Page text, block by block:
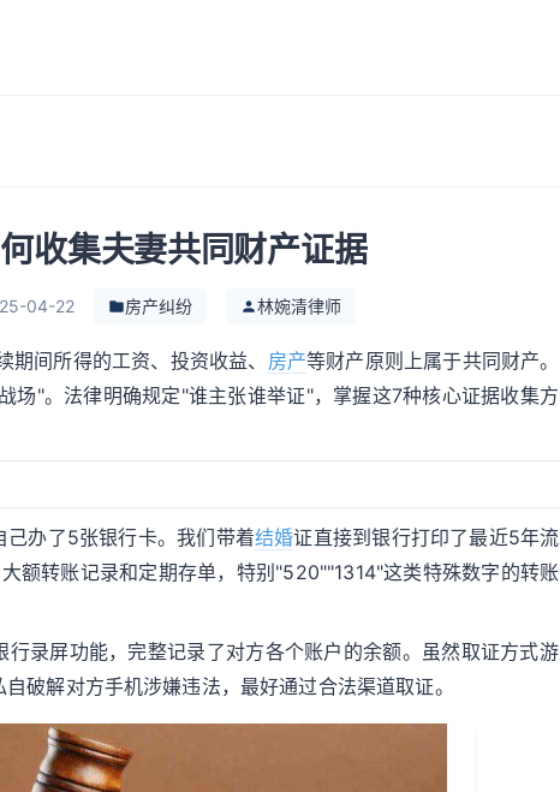
收集夫妻共同财产证据
04-22 房产纠纷 林婉清律师
期间所得的工资、投资收益、 房产等财产原则上属于共同财产
场"。法律明确规定"谁主张谁举证"，掌握这7种核心证据收集
办了5张银行卡。我们带着结婚证直接到银行打印了最近5年
额转账记录和定期存单，特别"520""1314"这类特殊数字的转
录屏功能，完整记录了对方各个账户的余额。虽然取证方式
破解对方手机涉嫌违法，最好通过合法渠道取证。